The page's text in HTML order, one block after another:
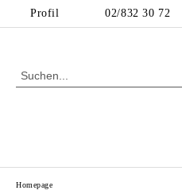
Profil 02/832 30 72
Homepage